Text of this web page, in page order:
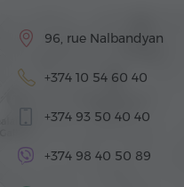
96, rue Nalbandyan
+374 10 54 60 40
+374 93 50 40 40
+374 98 40 50 89